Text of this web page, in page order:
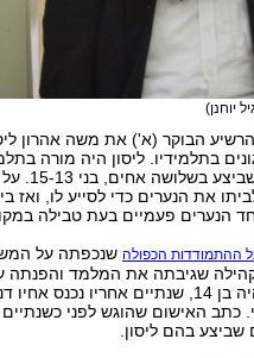
יוחנן)
הבוקר (א') את משה אהרון
מגונים בתלמידיו. ליסון היה מורה
מנחם" בעיר,
הוא הזמין לביתו את הנערים כדי לסייע
הנערים פעמיים בעת טבילה
ההתמודדות הכפולהשנכפתה על
שגיבתה את המלמד והפנתה
יוסי, בנה הבכור, הגיע אליו כשהיה בן 14, שנתיים אחריו
כתב האישום שהוגש לפני
בהם ליסון.